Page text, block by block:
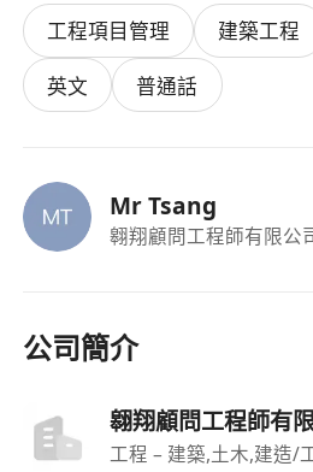
工程項目管理 建築工程
英文
普通話
Mr Tsang
翱翔顧問工程師有限公
公司簡介
翱翔顧問工程師有
工程 – 建築,土木,建造/